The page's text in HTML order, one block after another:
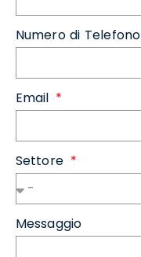
Numero di Telefono
Email
Settore
Messaggio